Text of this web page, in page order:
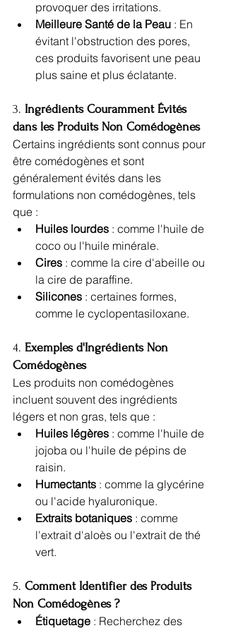
provoquer des irritations.
Meilleure Santé de la Peau : En
évitant l'obstruction des pores,
ces produits favorisent une peau
plus saine et plus éclatante.
3. Ingrédients Couramment Évités
dans les Produits Non Comédogènes
Certains ingrédients sont connus pour
être comédogènes et sont
généralement évités dans les
formulations non comédogènes, tels
que :
Huiles lourdes : comme l'huile de
coco ou l'huile minérale.
Cires : comme la cire d'abeille ou
la cire de paraffine.
Silicones : certaines formes,
comme le cyclopentasiloxane.
4. Exemples d'Ingrédients Non
Comédogènes
Les produits non comédogènes
incluent souvent des ingrédients
légers et non gras, tels que :
Huiles légères : comme l'huile de
jojoba ou l'huile de pépins de
raisin.
Humectants : comme la glycérine
ou l'acide hyaluronique.
Extraits botaniques : comme
l'extrait d'aloès ou l'extrait de thé
vert.
5. Comment Identifier des Produits
Non Comédogènes ?
Étiquetage : Recherchez des